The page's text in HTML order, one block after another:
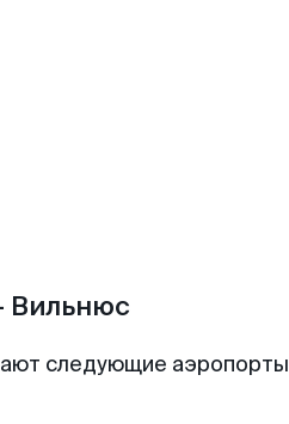
Вильнюс
следующие аэропорты